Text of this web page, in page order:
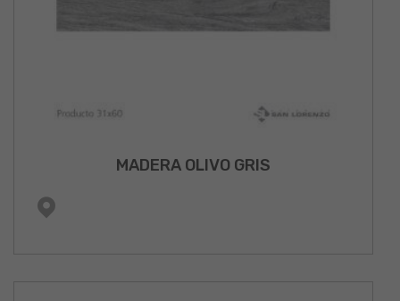
MADERA OLIVO GRIS